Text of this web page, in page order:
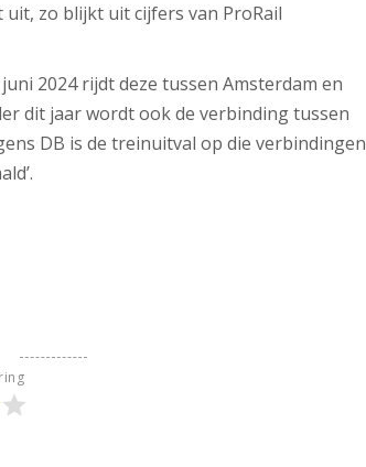
zo blijkt uit cijfers van ProRail
2024 rijdt deze tussen Amsterdam en
dit jaar wordt ook de verbinding tussen
DB is de treinuitval op die verbindingen